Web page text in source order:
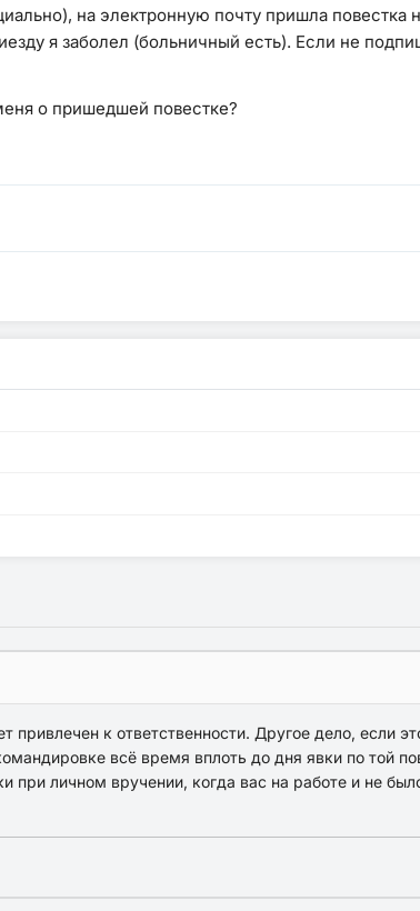
на электронную почту пришла
я заболел (больничный есть). Если не
о пришедшей повестке?
к ответственности. Другое дело, если
всё время вплоть до дня явки по той
при личном вручении, когда вас на работе и не